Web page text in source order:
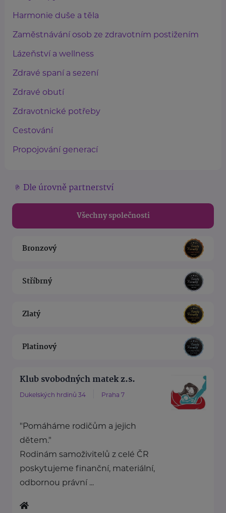
Harmonie duše a těla
Zaměstnávání osob ze zdravotním postižením
Lázeňství a wellness
Zdravé spaní a sezení
Zdravé obutí
Zdravotnické potřeby
Cestování
Propojování generací
Dle úrovně partnerství
Všechny společnosti
Bronzový
Stříbrný
Zlatý
Platinový
Klub svobodných matek z.s.
Dukelských hrdinů 34 Praha 7
"Pomáháme rodičům a jejich
dětem."
Rodinám samoživitelů z celé ČR
poskytujeme finanční, materiální,
odbornou právní ...